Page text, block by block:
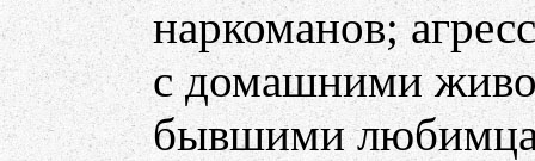
наркоманов;
с домашними
бывшими